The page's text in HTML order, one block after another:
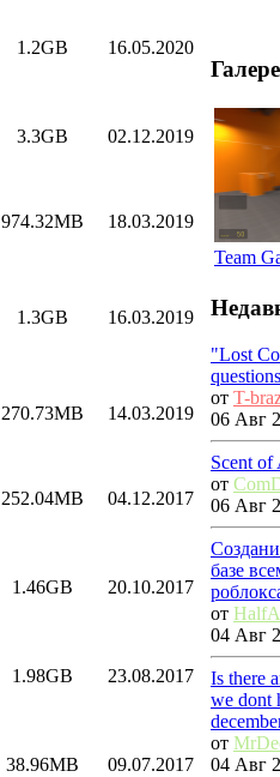
1.2GB 16.05.2020
3.3GB 02.12.2019
974.32MB 18.03.2019
1.3GB 16.03.2019
270.73MB 14.03.2019
252.04MB 04.12.2017
1.46GB 20.10.2017
1.98GB 23.08.2017
38.96MB 09.07.2017
Team
"Lost
questions
от T-
06 Авг
Scent of
от
06 Авг
базе
от
04 Авг
Is there
we dont
от
04 Авг